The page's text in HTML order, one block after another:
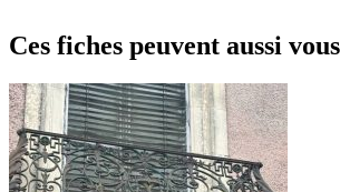
Ces fiches peuvent aussi